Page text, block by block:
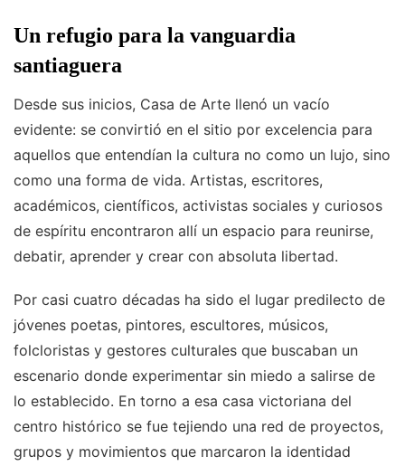
Un refugio para la vanguardia
santiaguera
Desde sus inicios, Casa de Arte llenó un vacío
evidente: se convirtió en el sitio por excelencia para
aquellos que entendían la cultura no como un lujo, sino
como una forma de vida. Artistas, escritores,
académicos, científicos, activistas sociales y curiosos
de espíritu encontraron allí un espacio para reunirse,
debatir, aprender y crear con absoluta libertad.
Por casi cuatro décadas ha sido el lugar predilecto de
jóvenes poetas, pintores, escultores, músicos,
folcloristas y gestores culturales que buscaban un
escenario donde experimentar sin miedo a salirse de
lo establecido. En torno a esa casa victoriana del
centro histórico se fue tejiendo una red de proyectos,
grupos y movimientos que marcaron la identidad